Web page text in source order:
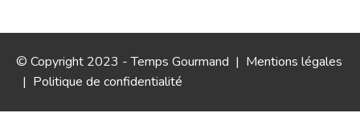
© Copyright 2023 - Temps Gourmand | Mentions légales
| Politique de confidentialité